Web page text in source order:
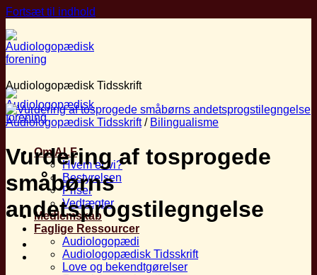
Fortsæt til indhold
Om ALF
Hvem er vi?
Bestyrelsen
Priser
Vedtægter
Medlemskab
Faglige Ressourcer
Audiologopædi
Audiologopædisk Tidsskrift
Love og bekendtgørelser
Audiologopædisk Tidsskrift
Audiologopædisk Tidsskrift / Bilingualisme
Vurdering af tosprogede
småbørns
andetsprogstilegngelse